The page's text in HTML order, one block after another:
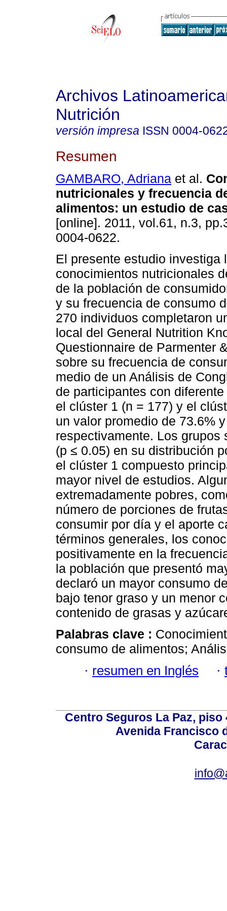
Archivos
Nutrición
versión impresa ISSN 0004-
Resumen
GAMBARO, Adriana et al.
nutricionales y frecuencia
alimentos: un estudio de
[online]. 2011, vol.61, n.3,
0004-0622.
El presente estudio investiga
conocimientos nutricionales
de la población de
y su frecuencia de consumo
270 individuos completaron
local del General Nutrition
Questionnaire de Parmenter
sobre su frecuencia de
medio de un Análisis de
de participantes con
el clúster 1 (n = 177) y el
un valor promedio de 73.6%
respectivamente. Los
(p ≤ 0.05) en su distribución
el clúster 1 compuesto
mayor nivel de estudios.
extremadamente pobres,
número de porciones de
consumir por día y el aporte
términos generales, los
positivamente en la
la población que presentó
declaró un mayor consumo
bajo tenor graso y un menor
contenido de grasas y
Palabras clave :
consumo de alimentos;
· resumen en Inglés ·
Centro Seguros La Paz,
Avenida Francisco